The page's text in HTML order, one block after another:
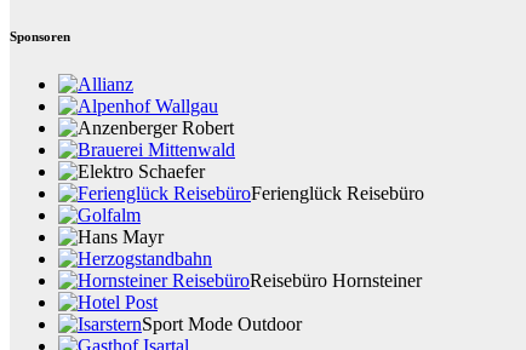
Sponsoren
Ferienglück Reisebüro
Reisebüro Hornsteiner
Sport Mode Outdoor